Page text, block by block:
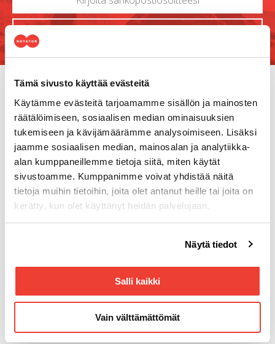
Tämä sivusto käyttää evästeitä
Käytämme evästeitä tarjoamamme sisällön ja mainosten
räätälöimiseen, sosiaalisen median ominaisuuksien
tukemiseen ja kävijämäärämme analysoimiseen. Lisäksi
jaamme sosiaalisen median, mainosalan ja analytiikka-
alan kumppaneillemme tietoja siitä, miten käytät
sivustoamme. Kumppanimme voivat yhdistää näitä
tietoja muihin tietoihin, joita olet antanut heille tai joita on
kerätty, kun olet käyttänyt heidän palvelujaan.
linkistä.
Näytä tiedot
Salli kaikki
Vain välttämättömät
Yhteystiedot
Aukioloajat
Arkisin 8.00–16.00
Puhelin
(03) 287 4111